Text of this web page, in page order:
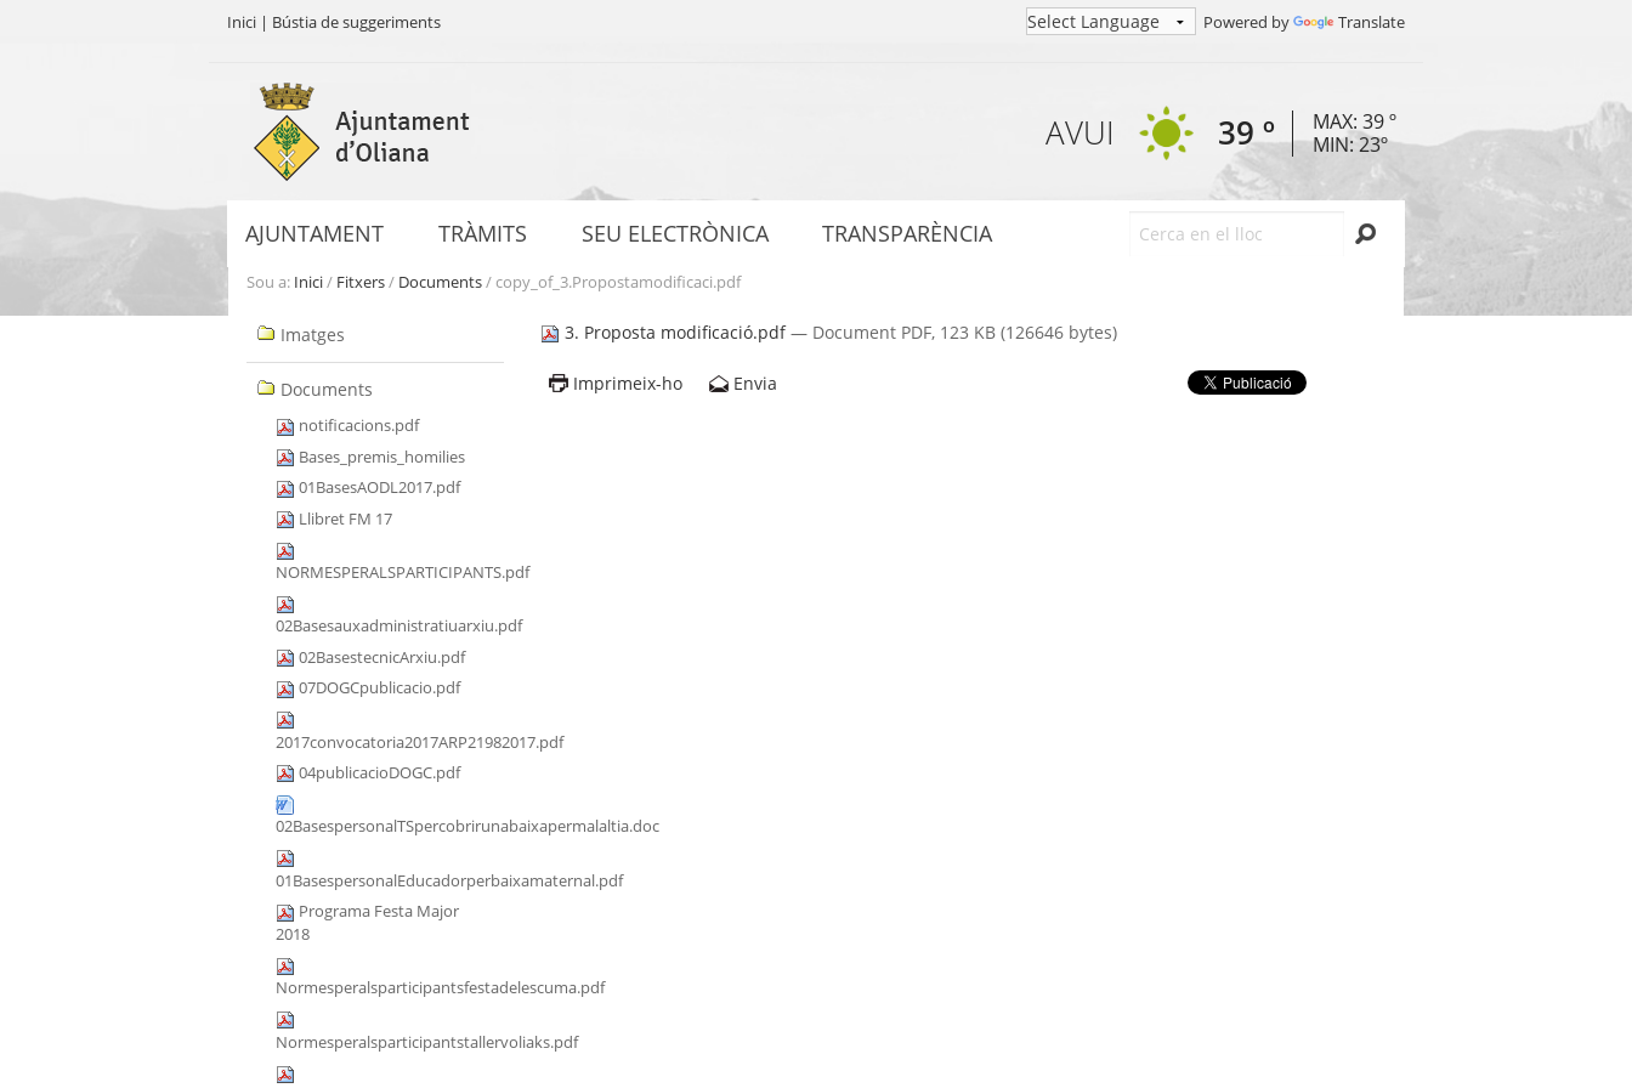
Inici | Bústia de suggeriments Powered by Translate
contingut.
navegació
AVUI 39 º
MAX: 39 º
MIN: 23º
AJUNTAMENT TRÀMITS SEU ELECTRÒNICA TRANSPARÈNCIA
Sou a: Inici/ Fitxers/ Documents/copy_of_3.Propostamodificaci.pdf
Navegació
Imatges
Documents
notificacions.pdf
Bases_premis_homilies
01BasesAODL2017.pdf
Llibret FM 17
NORMESPERALSPARTICIPANTS.pdf
02Basesauxadministratiuarxiu.pdf
02BasestecnicArxiu.pdf
07DOGCpublicacio.pdf
2017convocatoria2017ARP21982017.pdf
04publicacioDOGC.pdf
02BasespersonalTSpercobrirunabaixapermalaltia.doc
01BasespersonalEducadorperbaixamaternal.pdf
Programa Festa Major
2018
Normesperalsparticipantsfestadelescuma.pdf
Normesperalsparticipantstallervoliaks.pdf
3. Proposta modificació.pdf— Document PDF, 123 KB (126646 bytes)
Imprimeix-ho Envia